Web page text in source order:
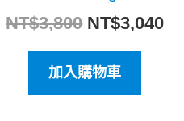
NT$3,800 NT$3,040
加入購物車